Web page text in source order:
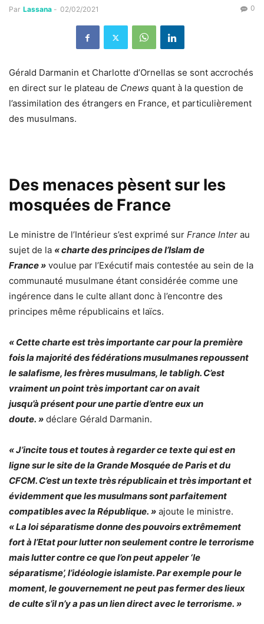
Par Lassana - 02/02/2021 0
Gérald Darmanin et Charlotte d’Ornellas se sont accrochés
en direct sur le plateau de Cnews quant à la question de
l’assimilation des étrangers en France, et particulièrement
des musulmans.
Des menaces pèsent sur les
mosquées de France
Le ministre de l’Intérieur s’est exprimé sur France Inter au
sujet de la « charte des principes de l’Islam de
France » voulue par l’Exécutif mais contestée au sein de la
communauté musulmane étant considérée comme une
ingérence dans le culte allant donc à l’encontre des
principes même républicains et laïcs.
« Cette charte est très importante car pour la première
fois la majorité des fédérations musulmanes repoussent
le salafisme, les frères musulmans, le tabligh. C’est
vraiment un point très important car on avait
jusqu’à présent pour une partie d’entre eux un
doute. » déclare Gérald Darmanin.
« J’incite tous et toutes à regarder ce texte qui est en
ligne sur le site de la Grande Mosquée de Paris et du
CFCM. C’est un texte très républicain et très important et
évidemment que les musulmans sont parfaitement
compatibles avec la République. » ajoute le ministre.
« La loi séparatisme donne des pouvoirs extrêmement
fort à l’Etat pour lutter non seulement contre le terrorisme
mais lutter contre ce que l’on peut appeler ‘le
séparatisme’, l’idéologie islamiste. Par exemple pour le
moment, le gouvernement ne peut pas fermer des lieux
de culte s’il n’y a pas un lien direct avec le terrorisme. »